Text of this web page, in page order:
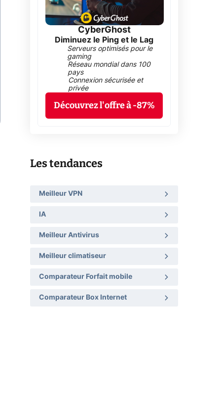
CyberGhost
Diminuez le Ping et le Lag
Serveurs optimisés pour le
gaming
Réseau mondial dans 100
pays
Connexion sécurisée et
privée
Découvrez l'offre à -87%
Les tendances
Meilleur VPN
IA
Meilleur Antivirus
Meilleur climatiseur
Comparateur Forfait mobile
Comparateur Box Internet